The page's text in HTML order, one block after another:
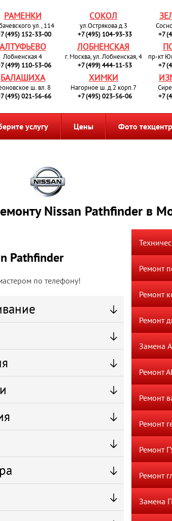
РАМЕНКИ
ул., 114
(495) 152-33-00
СОКОЛ
ул.Острякова д.3
+7 (495) 104-93-33
+7
АЛТУФЬЕВО
Лобненская 4
(499) 110-53-06
ЛОБНЕНСКАЯ
г. Москва, ул. Лобненская, 4
+7 (499) 444-11-53
пр-кт
+7
БАЛАШИХА
ш. вл. 8
(495) 021-56-66
ХИМКИ
Нагорное ш. д.2 корп.7
+7 (495) 023-56-06
+7
услугу Цены Фото
Nissan Pathfinder в
Pathfinder
по телефону!
Ремонт
Ремонт
Ремонт
Замена
Ремонт
Ремонт
Ремонт
Ремонт
Ремонт
Замена